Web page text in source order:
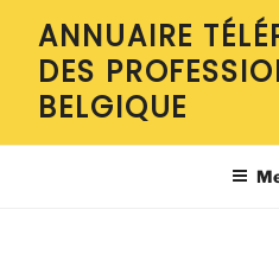
contenu
principal
ANNUAIRE
DES
BELGIQUE